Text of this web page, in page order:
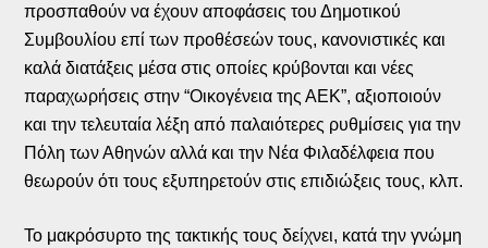
προσπαθούν να έχουν αποφάσεις του Δημοτικού
Συμβουλίου επί των προθέσεών τους, κανονιστικές και
καλά διατάξεις μέσα στις οποίες κρύβονται και νέες
παραχωρήσεις στην “Οικογένεια της ΑΕΚ”, αξιοποιούν
και την τελευταία λέξη από παλαιότερες ρυθμίσεις για την
Πόλη των Αθηνών αλλά και την Νέα Φιλαδέλφεια που
θεωρούν ότι τους εξυπηρετούν στις επιδιώξεις τους, κλπ.
Το μακρόσυρτο της τακτικής τους δείχνει, κατά την γνώμη